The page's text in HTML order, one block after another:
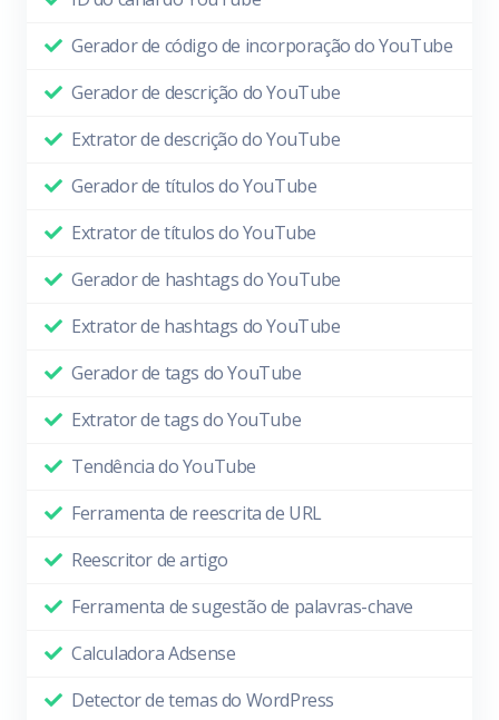
Gerador de código de incorporação do YouTube
Gerador de descrição do YouTube
Extrator de descrição do YouTube
Gerador de títulos do YouTube
Extrator de títulos do YouTube
Gerador de hashtags do YouTube
Extrator de hashtags do YouTube
Gerador de tags do YouTube
Extrator de tags do YouTube
Tendência do YouTube
Ferramenta de reescrita de URL
Reescritor de artigo
Ferramenta de sugestão de palavras-chave
Calculadora Adsense
Detector de temas do WordPress